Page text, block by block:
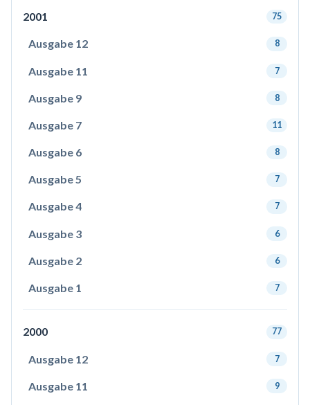
2001 75
Ausgabe 12 8
Ausgabe 11 7
Ausgabe 9 8
Ausgabe 7 11
Ausgabe 6 8
Ausgabe 5 7
Ausgabe 4 7
Ausgabe 3 6
Ausgabe 2 6
Ausgabe 1 7
2000 77
Ausgabe 12 7
Ausgabe 11 9